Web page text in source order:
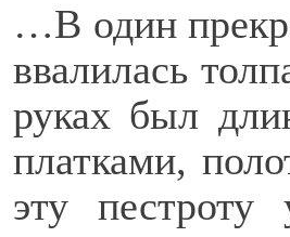
…В один
ввалилась
руках был
платками,
эту пестроту